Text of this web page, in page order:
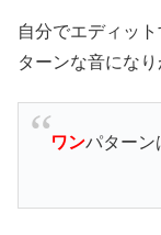
自分でエディッ
ターンな音になり
ワンパターン